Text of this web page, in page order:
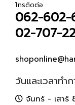
โทรติดต่อ
062-
02-707-
วันและเวลาทำ
จันทร์ - เสาร์